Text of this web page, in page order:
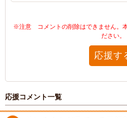
※注意 コメントの削除はできません。
ださい。
応援す
応援コメント一覧